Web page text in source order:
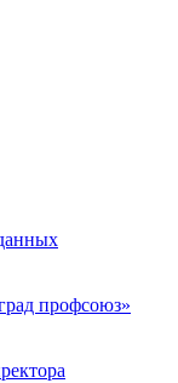
профсоюз»